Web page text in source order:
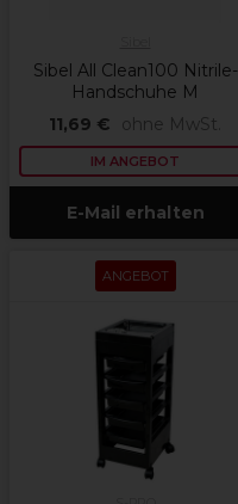
Sibel All Clean100 Nitrile-
Handschuhe M
11,69 €
ohne MwSt.
IM ANGEBOT
E-Mail erhalten
ANGEBOT